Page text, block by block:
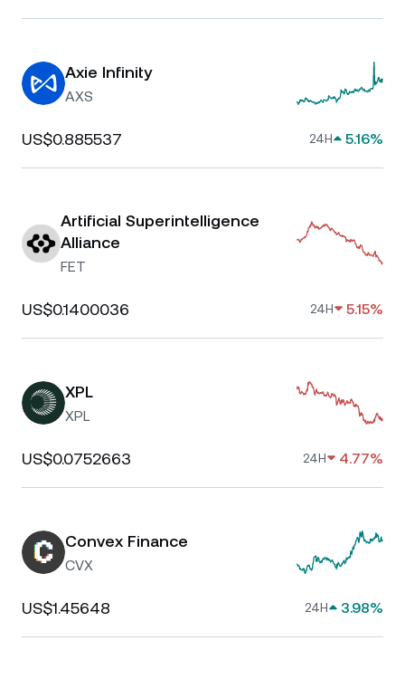
Axie Infinity
AXS
US$0.885537 24H 5.16%
Artificial Superintelligence
Alliance
FET
US$0.1400036 24H 5.15%
XPL
XPL
US$0.0752663 24H 4.77%
Convex Finance
CVX
US$1.45648 24H 3.98%